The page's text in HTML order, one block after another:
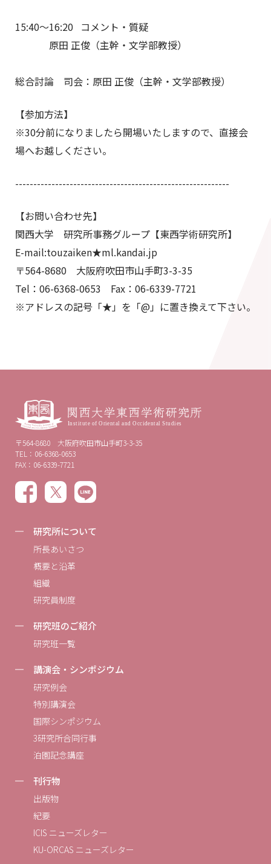
15:40～16:20 コメント・質疑
原田 正俊（主幹・文学部教授）
総合討論 司会：原田 正俊（主幹・文学部教授）
【参加方法】
※30分前になりましたら開場いたしますので、直接会
場へお越しください。
-----------------------------------------------------------
【お問い合わせ先】
関西大学 研究所事務グループ【東西学術研究所】
E-mail:touzaiken★ml.kandai.jp
〒564-8680 大阪府吹田市山手町3-3-35
Tel：06-6368-0653 Fax：06-6339-7721
※アドレスの記号「★」を「@」に置き換えて下さい。
〒564-8680 大阪府吹田市山手町3-3-35
TEL：06-6368-0653
FAX：06-6339-7721
研究所について
所長あいさつ
概要と沿革
組織
研究員制度
研究班のご紹介
研究班一覧
講演会・シンポジウム
研究例会
特別講演会
国際シンポジウム
3研究所合同行事
泊園記念講座
刊行物
出版物
紀要
ICIS ニューズレター
KU-ORCAS ニューズレター